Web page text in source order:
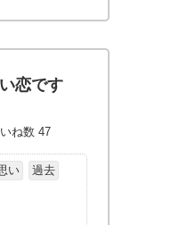
恋です
ね数 47
い 過去